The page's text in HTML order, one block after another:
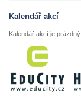
Kalendář akcí
Kalendář akcí je prázdný.